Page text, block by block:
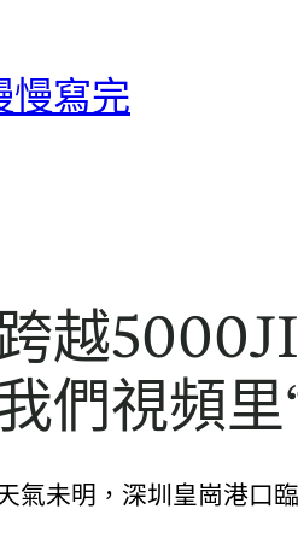
慢寫完
越
們視頻里
氣未明，深圳皇崗港口